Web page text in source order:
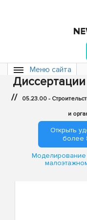
Меню сайта
// 05.23.00 -
и
Открыть
более
Моделирование